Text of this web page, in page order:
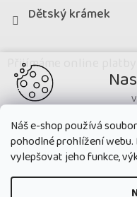
Náš e-shop používá
pohodlné prohlížení
vylepšovat jeho funkce,
Dětský krámek
Přijímáme online platby
Potřebujeme nastavit
zobrazovaný obsah
přesně to, co potřebujete.
nikdy neslouží ke